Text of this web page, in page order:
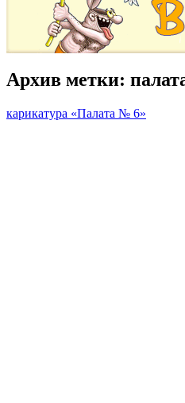
Архив метки:
карикатура «Палата № 6»